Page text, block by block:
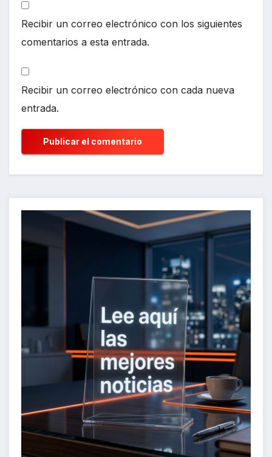
Recibir un correo electrónico con los siguientes
comentarios a esta entrada.
Recibir un correo electrónico con cada nueva
entrada.